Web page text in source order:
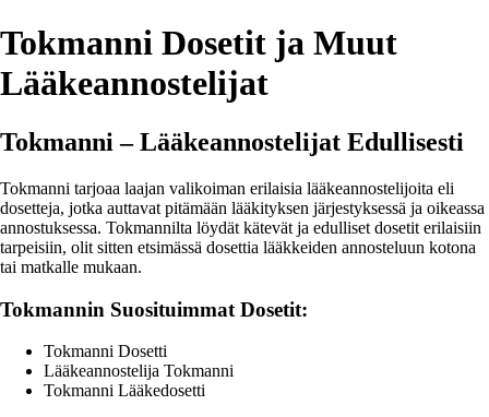
Tokmanni Dosetit ja Muut
Lääkeannostelijat
Tokmanni – Lääkeannostelijat Edullisesti
Tokmanni tarjoaa laajan valikoiman erilaisia lääkeannostelijoita eli
dosetteja, jotka auttavat pitämään lääkityksen järjestyksessä ja oikeassa
annostuksessa. Tokmannilta löydät kätevät ja edulliset dosetit erilaisiin
tarpeisiin, olit sitten etsimässä dosettia lääkkeiden annosteluun kotona
tai matkalle mukaan.
Tokmannin Suosituimmat Dosetit:
Tokmanni Dosetti
Lääkeannostelija Tokmanni
Tokmanni Lääkedosetti